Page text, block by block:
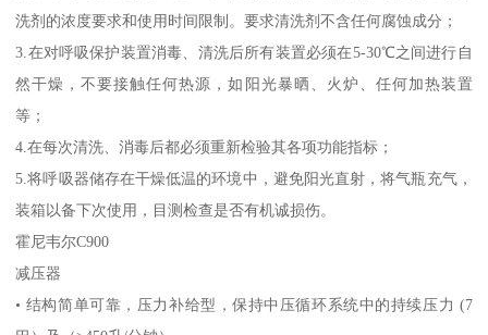
洗剂的浓度要求和使用时间限制。要求清洗剂不含任何腐蚀成分；
3.在对呼吸保护装置消毒、清洗后所有装置必须在5-30℃之间进行自
然干燥，不要接触任何热源，如阳光暴晒、火炉、任何加热装置
等；
4.在每次清洗、消毒后都必须重新检验其各项功能指标；
5.将呼吸器储存在干燥低温的环境中，避免阳光直射，将气瓶充气，
装箱以备下次使用，目测检查是否有机诚损伤。
霍尼韦尔C900
减压器
• 结构简单可靠，压力补给型，保持中压循环系统中的持续压力 (7